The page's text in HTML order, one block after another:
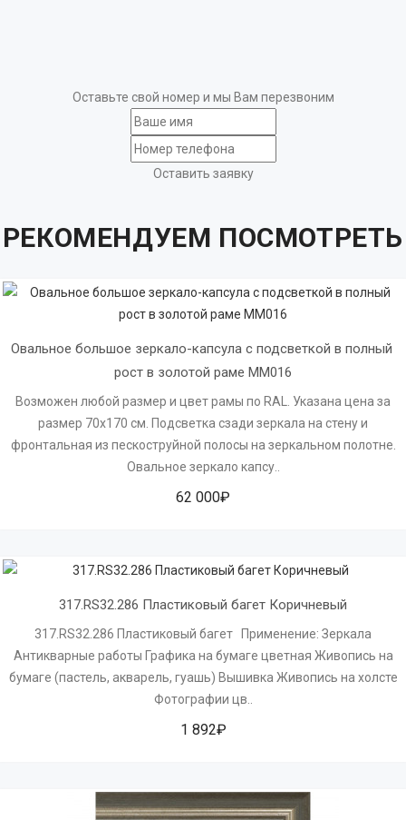
Оставьте свой номер и мы Вам перезвоним
Оставить заявку
РЕКОМЕНДУЕМ ПОСМОТРЕТЬ
Овальное большое зеркало-капсула с подсветкой в полный
рост в золотой раме MM016
Возможен любой размер и цвет рамы по RAL. Указана цена за
размер 70х170 см. Подсветка сзади зеркала на стену и
фронтальная из пескоструйной полосы на зеркальном полотне.
Овальное зеркало капсу..
62 000₽
317.RS32.286 Пластиковый багет Коричневый
317.RS32.286 Пластиковый багет Применение: Зеркала
Антикварные работы Графика на бумаге цветная Живопись на
бумаге (пастель, акварель, гуашь) Вышивка Живопись на холсте
Фотографии цв..
1 892₽